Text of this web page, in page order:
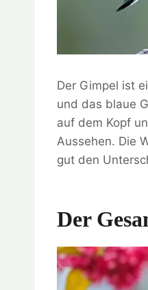
Der Gimpel ist
und das blaue
auf dem Kopf
Aussehen. Die
gut den
Der